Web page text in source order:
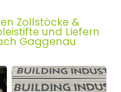
Zollstöcke &
und Liefern
Gaggenau